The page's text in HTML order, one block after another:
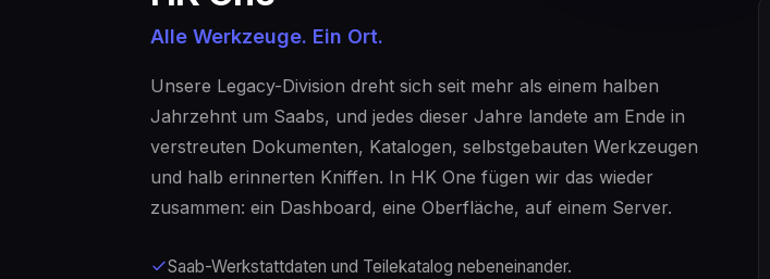
Alle Werkzeuge. Ein Ort.
Unsere Legacy-Division dreht sich seit mehr als einem halben
Jahrzehnt um Saabs, und jedes dieser Jahre landete am Ende in
verstreuten Dokumenten, Katalogen, selbstgebauten Werkzeugen
und halb erinnerten Kniffen. In HK One fügen wir das wieder
zusammen: ein Dashboard, eine Oberfläche, auf einem Server.
Saab-Werkstattdaten und Teilekatalog nebeneinander.